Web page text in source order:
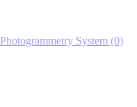
System (0)